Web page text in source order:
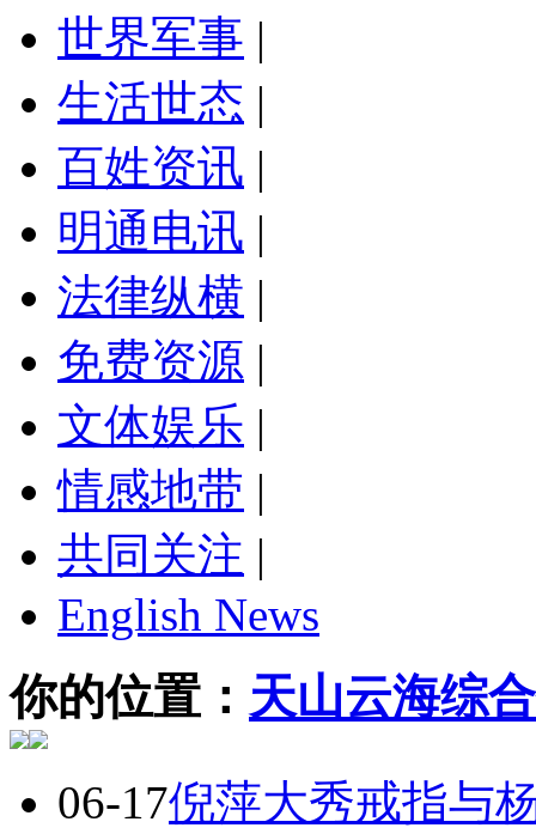
世界军事 |
生活世态 |
百姓资讯 |
明通电讯 |
法律纵横 |
免费资源 |
文体娱乐 |
情感地带 |
共同关注 |
English News
你的位置： 天山云海综
06-17倪萍大秀戒指与